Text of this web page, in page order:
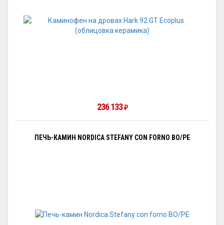
236 133 ₽
ПЕЧЬ-КАМИН NORDICA STEFANY CON FORNO BO/PE